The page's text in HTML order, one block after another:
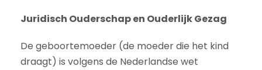
Juridisch Ouderschap en Ouderlijk Gezag
De geboortemoeder (de moeder die het kind
draagt) is volgens de Nederlandse wet